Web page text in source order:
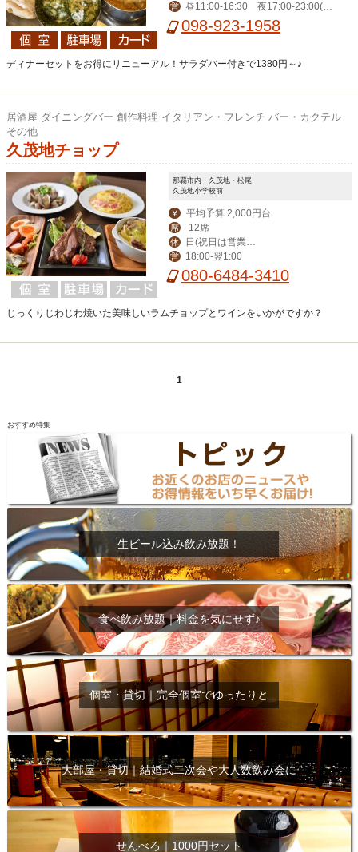
営
昼11:00-16:30 夜17:00‐23:00(L
O 22:00)、金土24:00（LO 23:00）
098-923-1958
ディナーセットをお得にリニューアル！サラダバー付きで1380円～♪
居酒屋 ダイニングバー 創作料理 イタリアン・フレンチ バー・カクテル
その他
久茂地チョップ
那覇市内｜久茂地・松尾
久茂地小学校前
￥ 平均予算 2,000円台
席 12席
休
月曜振替休)
営 18:00‐翌1:00
080-6484-3410
じっくりじわじわ焼いた美味しいラムチョップとワインをいかがですか？
1
おすすめ特集
生ビール込み飲み放題！
食べ飲み放題｜料金を気にせず♪
個室・貸切｜完全個室でゆったりと
大部屋・貸切｜結婚式二次会や大人数飲み会に
せんべろ｜1000円セット